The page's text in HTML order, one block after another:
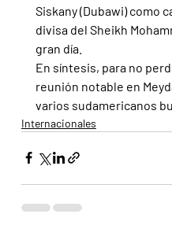
Siskany (Dubawi) como
divisa del Sheikh
gran día.
En síntesis, para no
reunión notable en
varios sudamericanos
Internacionales